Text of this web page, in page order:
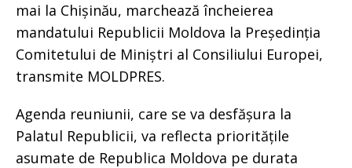
mai la Chișinău, marchează încheierea
mandatului Republicii Moldova la Președinția
Comitetului de Miniștri al Consiliului Europei,
transmite MOLDPRES.
Agenda reuniunii, care se va desfășura la
Palatul Republicii, va reflecta prioritățile
asumate de Republica Moldova pe durata